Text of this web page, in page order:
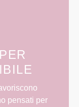
pensati per